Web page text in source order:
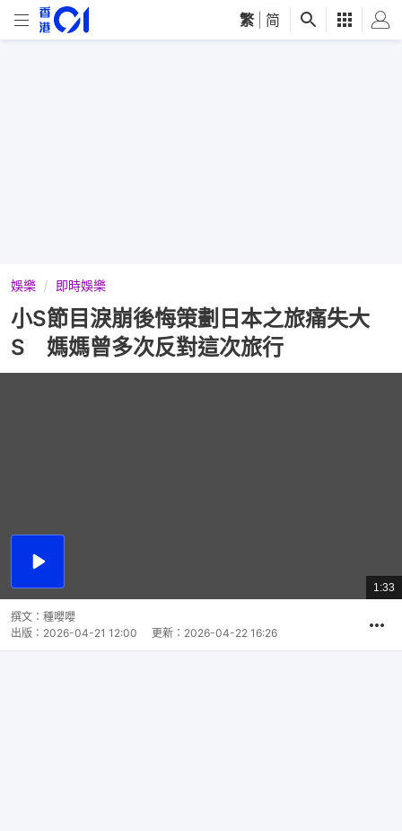
繁 简
娛樂 即時娛樂
小S節目淚崩後悔策劃日本之旅痛失大
S 媽媽曾多次反對這次旅行
播
總
共
1:33
撰文： 種嚶嚶
出版： 2026-04-21 12:00 更新： 2026-04-22 16:26